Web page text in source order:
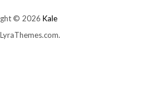
© 2026 Kale